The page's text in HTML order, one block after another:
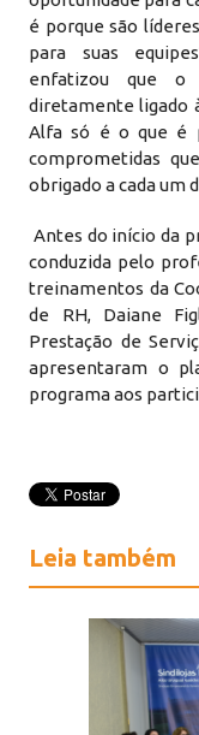
é porque são
para suas
enfatizou que o
diretamente ligado
Alfa só é o que é
comprometidas
obrigado a cada um
Antes do início da
conduzida pelo
treinamentos da
de RH, Daiane
Prestação de
apresentaram o
programa aos
Leia também